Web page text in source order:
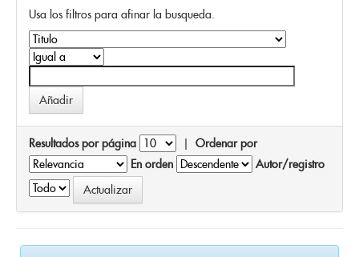
Usa los filtros para afinar la busqueda.
Resultados por página | Ordenar por
En orden
Autor/registro